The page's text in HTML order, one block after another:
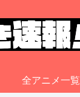
全アニメ一覧